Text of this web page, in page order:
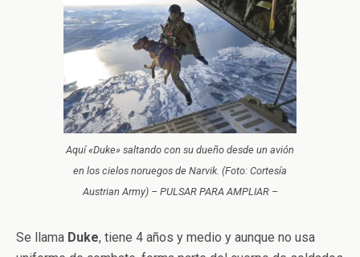
Aquí «Duke» saltando con su dueño desde un avión
en los cielos noruegos de Narvik. (Foto: Cortesía
Austrian Army) – PULSAR PARA AMPLIAR –
Se llama Duke, tiene 4 años y medio y aunque no usa